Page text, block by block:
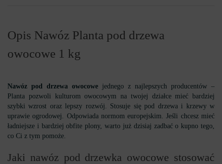
Opis Nawóz Planta pod drzewa
owocowe 1 kg
Nawóz pod drzewa owocowe jednego z najlepszych producentów –
Planta pozwoli kulturom owocowym na twojej działce mieć bardziej
szybki wzrost oraz lepszy rozwój. Stosuje się pod drzewa i krzewy w
uprawie ogrodowej. Odpowiada normom europejskim. Jeśli chcesz mieć
ładniejsze i bardziej obfite plony, warto już dzisiaj zadbać o kupno tego,
co Ci z tym pomoże.
Jaki nawóz pod drzewka owocowe stosować